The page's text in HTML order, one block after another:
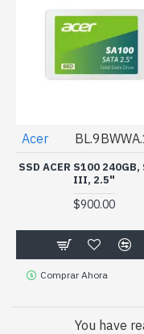
Acer
SSD ACER S100 240GB,
III, 2.5"
$900.00
Comprar Ahora
You have